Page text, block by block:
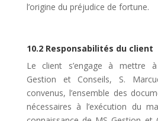
l’origine du préjudice de fortune.
10.2 Responsabilités du client
Le client s’engage à mettre
Gestion et Conseils, S.
convenus, l’ensemble des
nécessaires à l’exécution du